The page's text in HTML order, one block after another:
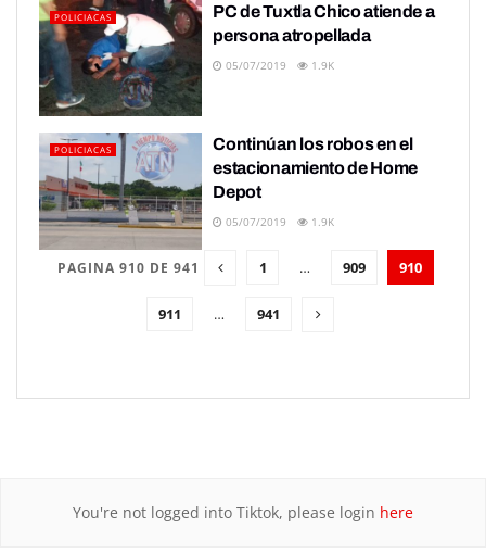
POLICIACAS
PC de Tuxtla Chico atiende a
persona atropellada
05/07/2019 1.9K
POLICIACAS
Continúan los robos en el
estacionamiento de Home
Depot
05/07/2019 1.9K
PAGINA 910 DE 941 1 … 909 910
911 … 941
You're not logged into Tiktok, please login here